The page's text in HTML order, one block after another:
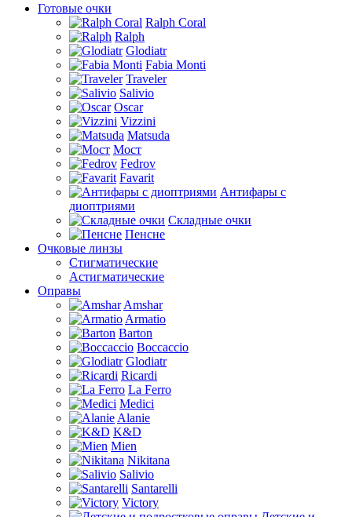
Готовые очки
Ralph Coral
Ralph
Glodiatr
Fabia Monti
Traveler
Salivio
Oscar
Vizzini
Matsuda
Мост
Fedrov
Favarit
Антифары с
диоптриями
Складные очки
Пенсне
Очковые линзы
Стигматические
Астигматические
Оправы
Amshar
Armatio
Barton
Boccaccio
Glodiatr
Ricardi
La Ferro
Medici
Alanie
K&D
Mien
Nikitana
Salivio
Santarelli
Victory